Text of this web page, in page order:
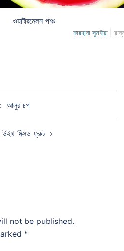
ওয়াটারমেলন পাঞ্চ
ফারহানা সুমাইয়া |
আলুর চপ
উইথ মিক্সড ফ্রুট
not be published.
*